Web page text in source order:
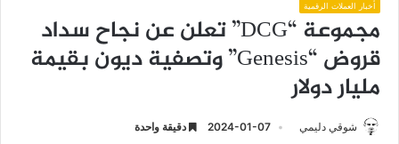
أخبار العملات الرقمية
مجموعة “DCG” تعلن عن نجاح سداد
قروض “Genesis” وتصفية ديون بقيمة
مليار دولار
شوقي دليمي 2024-01-07 دقيقة واحدة